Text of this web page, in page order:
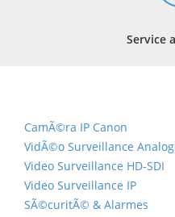
Service
CamÃ©ra IP Canon
VidÃ©o Surveillance
Video Surveillance HD-SDI
Video Surveillance IP
SÃ©curitÃ© & Alarmes